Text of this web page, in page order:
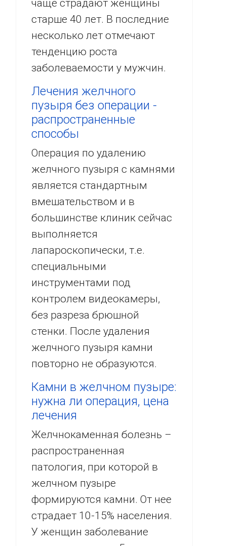
чаще страдают женщины
старше 40 лет. В последние
несколько лет отмечают
тенденцию роста
заболеваемости у мужчин.
Лечения желчного
пузыря без операции -
распространенные
способы
Операция по удалению
желчного пузыря с камнями
является стандартным
вмешательством и в
большинстве клиник сейчас
выполняется
лапароскопически, т.е.
специальными
инструментами под
контролем видеокамеры,
без разреза брюшной
стенки. После удаления
желчного пузыря камни
повторно не образуются.
Камни в желчном пузыре:
нужна ли операция, цена
лечения
Желчнокаменная болезнь –
распространенная
патология, при которой в
желчном пузыре
формируются камни. От нее
страдает 10-15% населения.
У женщин заболевание